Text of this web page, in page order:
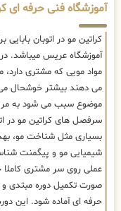
آموزشگاه فنی حرفه ای
کراتین مو در اتوبان
آموزشگاه عریس میباشد.
مواد مویی که مشتری دارد،
می دهند بیشتر خوشحال
موضوع سبب می شود به
سرفصل های کراتین مو در
بسیاری مثل شناخت مو،
شیمیایی مو و پیگمنت
عملی روی سر مشتری کاملا
صورت تکمیل دوره مبتدی و
حرفه ای آماده شود. این